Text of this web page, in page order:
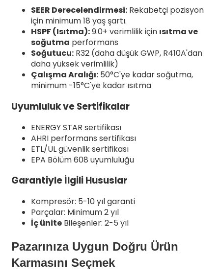
SEER Derecelendirmesi:Rekabetçi pozisyon
için minimum 18 yaş şartı.
HSPF (Isıtma):9.0+ verimlilik için ısıtma ve
soğutma performans
Soğutucu:R32 (daha düşük GWP, R410A'dan
daha yüksek verimlilik)
Çalışma Aralığı:50°C'ye kadar soğutma,
minimum -15°C'ye kadar ısıtma
Uyumluluk ve Sertifikalar
ENERGY STAR sertifikası
AHRI performans sertifikası
ETL/UL güvenlik sertifikası
EPA Bölüm 608 uyumluluğu
Garantiyle İlgili Hususlar
Kompresör: 5-10 yıl garanti
Parçalar: Minimum 2 yıl
İç üniteBileşenler: 2-5 yıl
Pazarınıza Uygun Doğru Ürün
Karmasını Seçmek